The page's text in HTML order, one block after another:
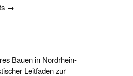
→
Bauen in Nordrhein-
Leitfaden zur